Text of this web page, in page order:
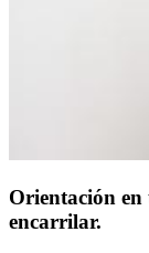
Orientación
encarrilar.